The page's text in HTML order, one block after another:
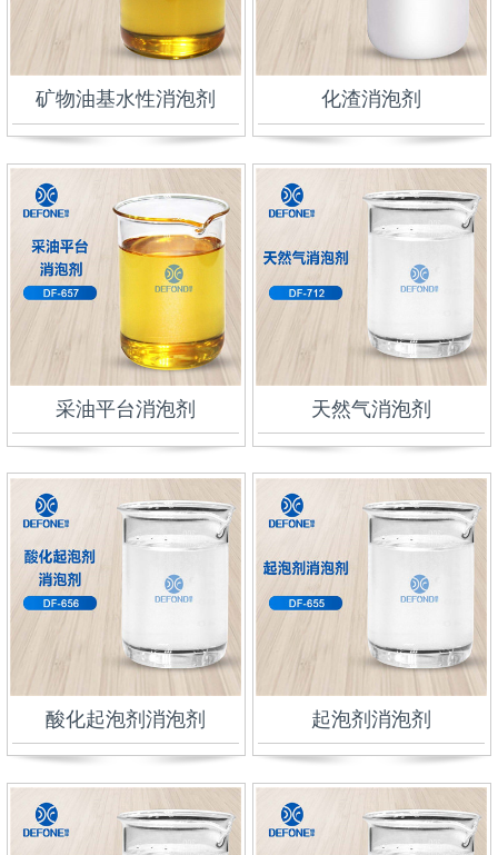
矿物油基水性消泡剂 化渣消泡剂
采油平台消泡剂 天然气消泡剂
酸化起泡剂消泡剂 起泡剂消泡剂